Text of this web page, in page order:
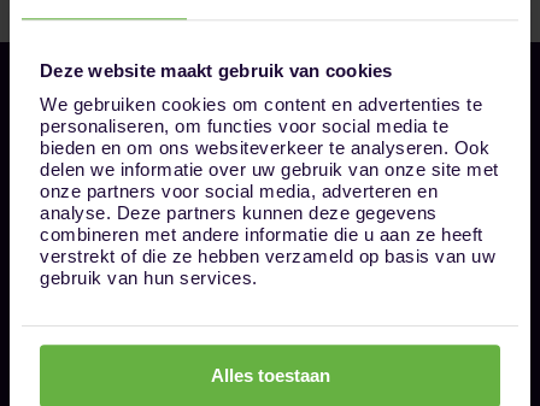
Deze website maakt gebruik van cookies
We gebruiken cookies om content en advertenties te
personaliseren, om functies voor social media te
bieden en om ons websiteverkeer te analyseren. Ook
delen we informatie over uw gebruik van onze site met
onze partners voor social media, adverteren en
analyse. Deze partners kunnen deze gegevens
combineren met andere informatie die u aan ze heeft
verstrekt of die ze hebben verzameld op basis van uw
gebruik van hun services.
Alles toestaan
Bel ons op 085 - 0161611
info@1box.nl
Volg ons
Onze opslaglocaties